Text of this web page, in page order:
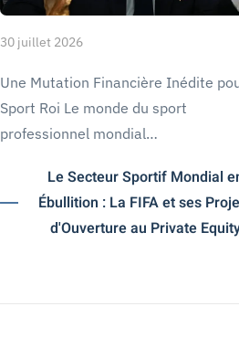
30 juillet 2026
Une Mutation Financière Inédite
Sport Roi Le monde du sport
professionnel mondial…
Le Secteur Sportif Mondial
Ébullition : La FIFA et ses
d'Ouverture au Private